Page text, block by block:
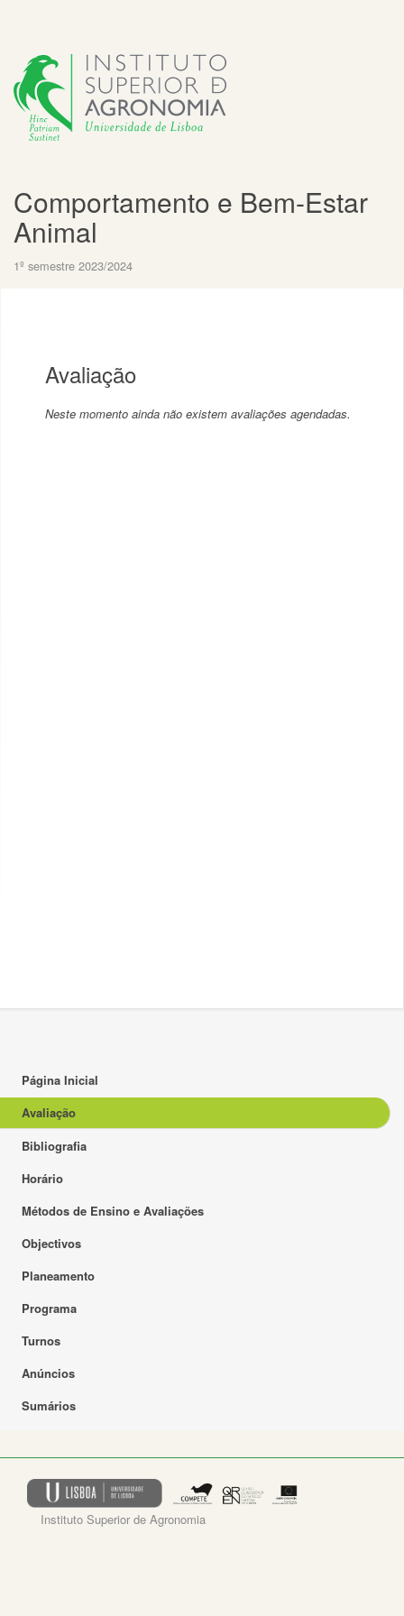
Comportamento e Bem-Estar
Animal
1º semestre 2023/2024
Avaliação
Neste momento ainda não existem avaliações agendadas.
Página Inicial
Avaliação
Bibliografia
Horário
Métodos de Ensino e Avaliações
Objectivos
Planeamento
Programa
Turnos
Anúncios
Sumários
Instituto Superior de Agronomia